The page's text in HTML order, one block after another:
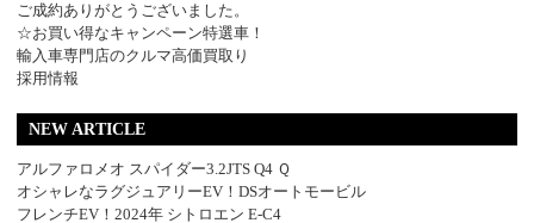
ご成約ありがとうございました。
☆お買い得なキャンペーン特選車！
輸入車専門店のクルマ高価買取り
採用情報
NEW ARTICLE
アルファロメオ スパイダー3.2JTS Q4 Ｑ
オシャレなラグジュアリーEV！DSオートモービル
フレンチEV！2024年 シトロエン E-C4